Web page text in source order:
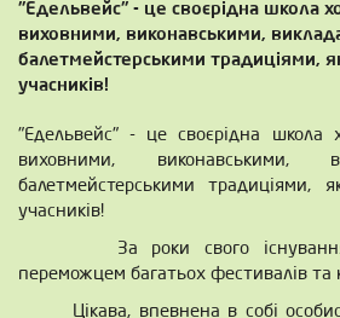
"Едельвейс" - це своєрідна школа
виховними, виконавськими,
балетмейстерськими традиціями,
учасників!
"Едельвейс" - це своєрідна школа
виховними, виконавськими,
балетмейстерськими традиціями,
учасників!
За роки свого існування
переможцем багатьох фестивалів та
Цікава, впевнена в собі